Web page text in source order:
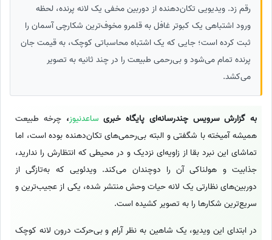
رقم زد. ویدیویی تکان‌دهنده از دوربین مخفی یک لانه پرنده، لحظه
ورود اشتباهی یک کبوتر غافل به قلمرو مخوف‌ترین شکارچی آسمان را
ثبت کرده است؛ جایی که یک اشتباه محاسباتی کوچک، به قیمت جان
پرنده تمام می‌شود و بی‌رحمی طبیعت را در چند ثانیه به تصویر
می‌کشد.
به گزارش سرویس چندرسانه‌ای پایگاه خبری ساعدنیوز،چرخه طبیعت
همیشه آمیخته با شگفتی و البته بی‌رحمی‌های تکان‌دهنده بوده است، اما
تماشای این نبرد بقا از زاویه‌ای نزدیک و در محیطی که انتظارش را ندارید،
جذابیت و هولناکی آن را دوچندان می‌کند. ویدئویی که به‌تازگی از
دوربین‌های نظارتی یک لانه حیات وحش منتشر شده، یکی از عجیب‌ترین و
سریع‌ترین شکارها را به تصویر کشیده است.
در ابتدای این ویدیو، یک شاهین به نظر آرام و بی‌حرکت درون لانه کوچک